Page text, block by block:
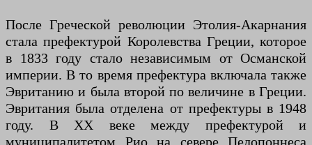
После Греческой революции Этолия-Акарнания
стала префектурой Королевства Греции, которое
в 1833 году стало независимым от Османской
империи. В то время префектура включала также
Эвританию и была второй по величине в Греции.
Эвритания была отделена от префектуры в 1948
году. В XX веке между префектурой и
муниципалитетом Рио на севере Пелопоннеса